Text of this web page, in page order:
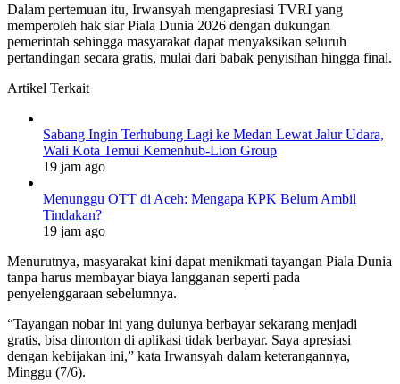
Dalam pertemuan itu, Irwansyah mengapresiasi TVRI yang
memperoleh hak siar Piala Dunia 2026 dengan dukungan
pemerintah sehingga masyarakat dapat menyaksikan seluruh
pertandingan secara gratis, mulai dari babak penyisihan hingga final.
Artikel Terkait
Sabang Ingin Terhubung Lagi ke Medan Lewat Jalur Udara,
Wali Kota Temui Kemenhub-Lion Group
19 jam ago
Menunggu OTT di Aceh: Mengapa KPK Belum Ambil
Tindakan?
19 jam ago
Menurutnya, masyarakat kini dapat menikmati tayangan Piala Dunia
tanpa harus membayar biaya langganan seperti pada
penyelenggaraan sebelumnya.
“Tayangan nobar ini yang dulunya berbayar sekarang menjadi
gratis, bisa dinonton di aplikasi tidak berbayar. Saya apresiasi
dengan kebijakan ini,” kata Irwansyah dalam keterangannya,
Minggu (7/6).